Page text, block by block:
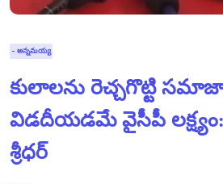
- అన్నమయ్య
కులాలను రెచ్చగొట్టి
విడదీయడమే వైసీపీ
శ్రీధర్